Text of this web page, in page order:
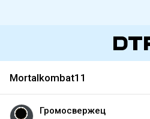
Mortalkombat11
Громосвержец